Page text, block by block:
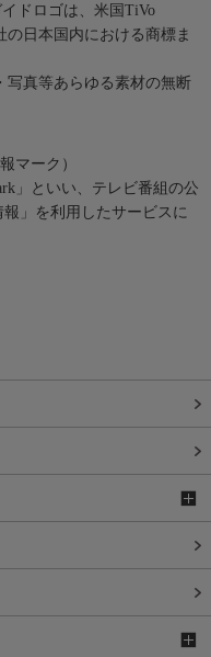
ドロゴは、米国TiVo
の日本国内における商標ま
写真等あらゆる素材の無断
マーク）
」といい、テレビ番組の公
」を利用したサービスに